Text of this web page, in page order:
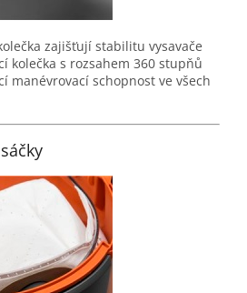
zajišťují stabilitu vysavače
kolečka s rozsahem 360 stupňů
manévrovací schopnost ve všech